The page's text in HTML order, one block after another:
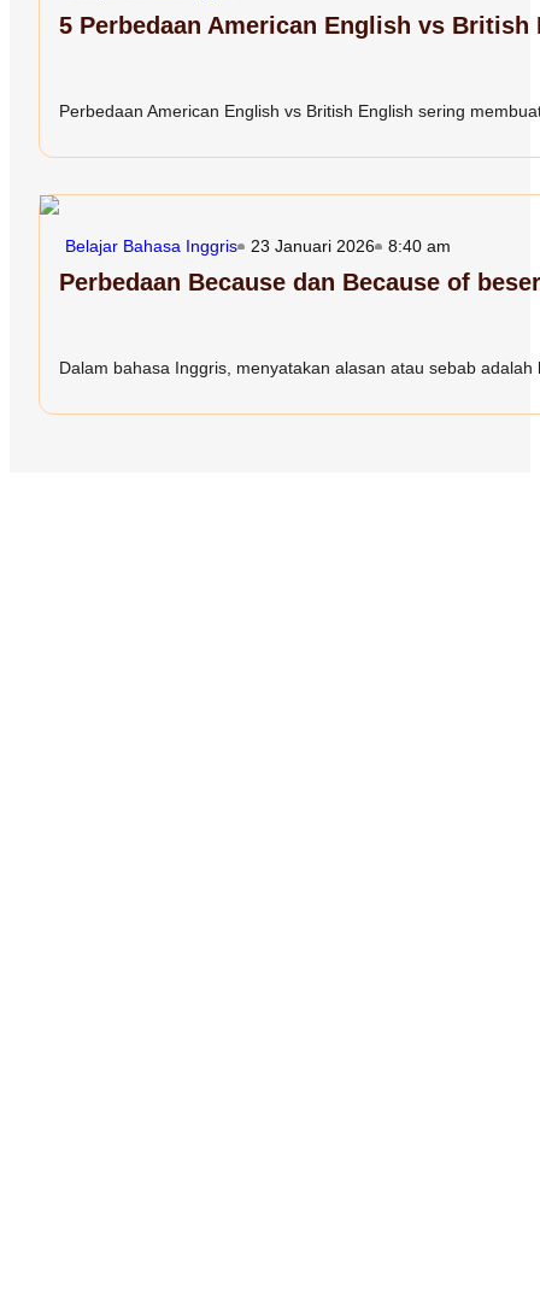
5 Perbedaan American English vs
Perbedaan American English vs British English sering
Belajar Bahasa Inggris 23 Januari 2026 8:40 am
Perbedaan Because dan Because of
Dalam bahasa Inggris, menyatakan alasan atau sebab